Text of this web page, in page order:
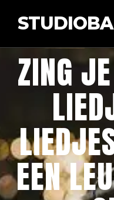
ZING
EEN